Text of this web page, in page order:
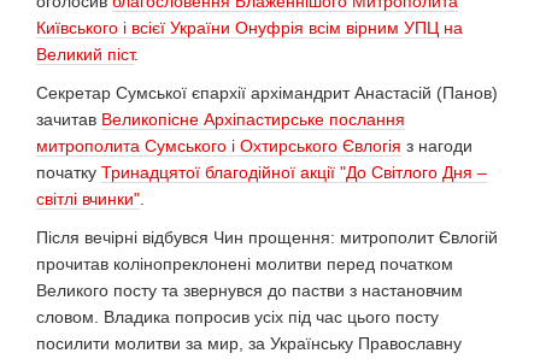
Київського і всієї України Онуфрія всім вірним УПЦ на
Великий піст.
Секретар Сумської єпархії архімандрит Анастасій (Панов)
зачитав Великопісне Архіпастирське послання
митрополита Сумського і Охтирського Євлогія з нагоди
початку Тринадцятої благодійної акції "До Світлого Дня –
світлі вчинки"
Після вечірні відбувся Чин прощення: митрополит Євлогій
прочитав колінопреклонені молитви перед початком
Великого посту та звернувся до пастви з настановчим
словом. Владика попросив усіх під час цього посту
посилити молитви за мир, за Українську Православну